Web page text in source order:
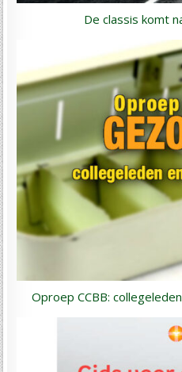
De classis komt
Oproep CCBB: